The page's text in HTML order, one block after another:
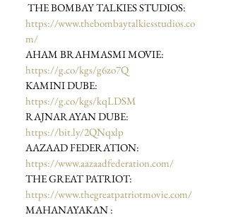
THE BOMBAY TALKIES STUDIOS:
https://www.thebombaytalkiesstudios.co
m/
AHAM BRAHMASMI MOVIE:
https://g.co/kgs/g6zo7Q
KAMINI DUBE:
https://g.co/kgs/kqLDSM
RAJNARAYAN DUBE:
https://bit.ly/2QNqxlp
AAZAAD FEDERATION:
https://www.aazaadfederation.com/
THE GREAT PATRIOT:
https://www.thegreatpatriotmovie.com/
MAHANAYAKAN :